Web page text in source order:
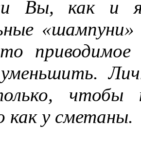
Вы, как и
«шампуни»
чтобы
как у сметаны.